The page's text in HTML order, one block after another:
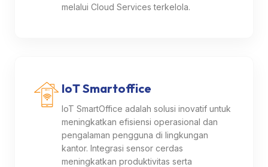
melalui Cloud Services terkelola.
IoT Smartoffice
IoT SmartOffice adalah solusi inovatif untuk
meningkatkan efisiensi operasional dan
pengalaman pengguna di lingkungan
kantor. Integrasi sensor cerdas
meningkatkan produktivitas serta